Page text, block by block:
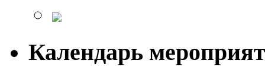
Календарь